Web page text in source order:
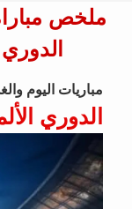
الدوري
مباريات اليوم
الدوري